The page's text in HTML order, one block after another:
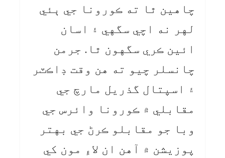
چاهين ٿا ته ڪورونا جي ٻئي
لهر نه اچي سگهي ۽ اسان
ائين ڪري سگهون ٿا. جرمن
چانسلر چيو ته هن وقت ڊاڪٽر
۽ اسپتال گذريل مارچ جي
مقابلي ۾ ڪورونا وائرس جي
وبا جو مقابلو ڪرڻ جي بهتر
پوزيشن ۾ آهن ان لاءِ مون کي